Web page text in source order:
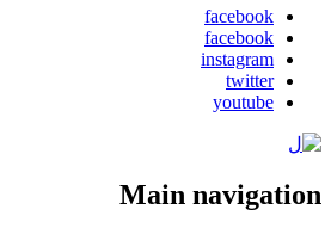
facebook
facebook
instagram
twitter
youtube
Main navigation